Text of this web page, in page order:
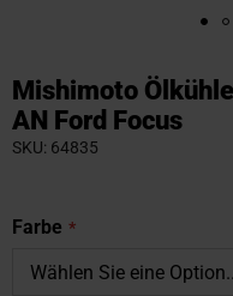
Mishimoto
AN Ford Focus
SKU 64835
Farbe
Anfang
der
Bildgalerie